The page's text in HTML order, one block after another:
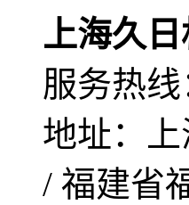
上海久
服务热线
地址：
/ 福建省